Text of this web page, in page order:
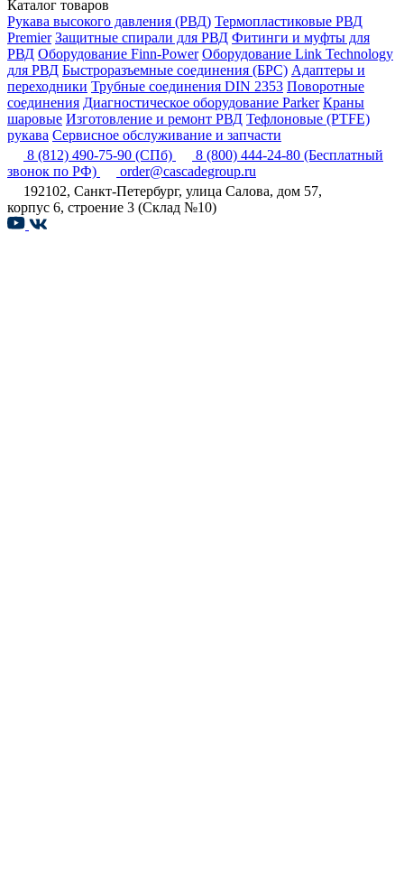
Каталог товаров
Рукава высокого давления (РВД) Термопластиковые РВД
Premier Защитные спирали для РВД Фитинги и муфты для
РВД Оборудование Finn-Power Оборудование Link Technology
для РВД Быстроразъемные соединения (БРС) Адаптеры и
переходники Трубные соединения DIN 2353 Поворотные
соединения Диагностическое оборудование Parker Краны
шаровые Изготовление и ремонт РВД Тефлоновые (PTFE)
рукава Сервисное обслуживание и запчасти
8 (812) 490-75-90 (СПб) 8 (800) 444-24-80 (Бесплатный
звонок по РФ)
order@cascadegroup.ru
192102, Санкт-Петербург, улица Салова, дом 57,
корпус 6, строение 3 (Склад №10)